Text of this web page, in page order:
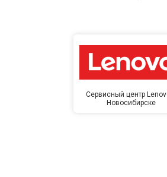
Сервисный центр
Новосибирске